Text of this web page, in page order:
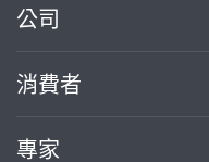
公司
關於我們
消費者
買服務
專家
繼續完成